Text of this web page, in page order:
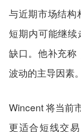
与近期市场结构
短期内可能继
缺口。他补充称
波动的主导因素。
Wincent 将当前
更适合短线交